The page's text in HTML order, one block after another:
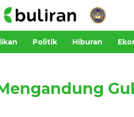
Politik Hiburan